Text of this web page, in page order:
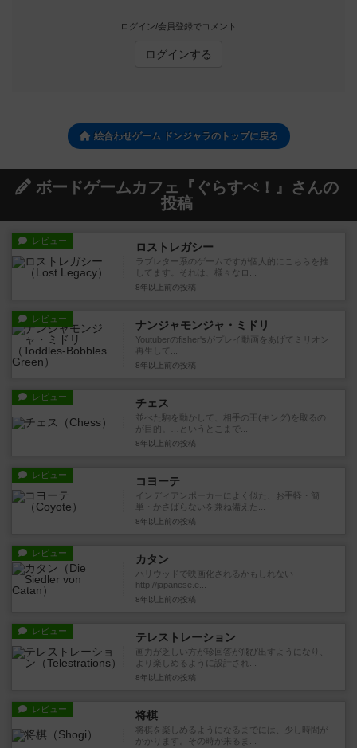
ログイン/会員登録でコメント
ログインする
絵合わせゲーム ドンジャラのトップに戻る
ボードゲームカフェ『ぐらすぺ！』さんの
投稿
レビュー ロストレガシー
ラブレター系のゲームですが個人的にこちらを推
してます。それは、様々なロ...
8年以上前 の投稿
レビュー ナンジャモンジャ・ミドリ
Youtuberのfisher'sがプレイ動画をあげてミリオン
再生して...
8年以上前 の投稿
レビュー チェス
並べた駒を動かして、相手の王(キング)を取るの
が目的。…というとこまで...
8年以上前 の投稿
レビュー コヨーテ
インディアンポーカーによく似た、お手軽・簡
単・かさばらないを兼ね備えた...
8年以上前 の投稿
レビュー カタン
ハリウッドで映画化されるかもしれない
http://japanese.e...
8年以上前 の投稿
レビュー テレストレーション
画力が乏しい方が珍回答が飛び出すようになり、
より楽しめるように設計され...
8年以上前 の投稿
レビュー 将棋
将棋を楽しめるようになるまでには、少し時間が
かかります。その時が来るま...